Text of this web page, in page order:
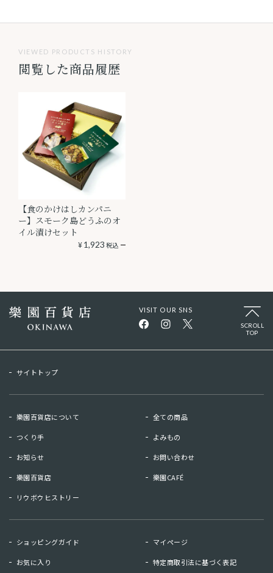
VIEWED PRODUCTS HISTORY
閲覧した商品履歴
【食のかけはしカンパニ
ー】スモーク島どうふのオ
イル漬けセット
¥1,923 税込
VISIT OUR SNS
SCROLL
TOP
サイトトップ
樂園百貨店について 全ての商品
つくり手 よみもの
お知らせ お問い合わせ
樂園百貨店 樂園CAFÉ
リウボウヒストリー
ショッピングガイド マイページ
お気に入り 特定商取引法に基づく表記